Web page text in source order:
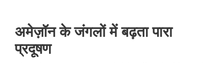
अमेज़ॉन के जंगलों में बढ़ता पारा
प्रदूषण